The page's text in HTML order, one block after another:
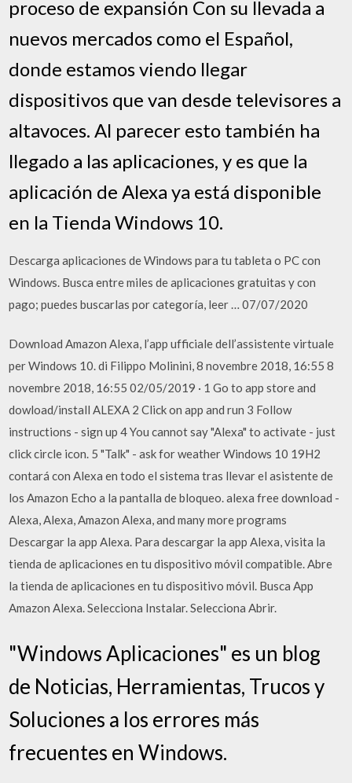
proceso de expansión Con su llevada a
nuevos mercados como el Español,
donde estamos viendo llegar
dispositivos que van desde televisores a
altavoces. Al parecer esto también ha
llegado a las aplicaciones, y es que la
aplicación de Alexa ya está disponible
en la Tienda Windows 10.
Descarga aplicaciones de Windows para tu tableta o PC con
Windows. Busca entre miles de aplicaciones gratuitas y con
pago; puedes buscarlas por categoría, leer … 07/07/2020
Download Amazon Alexa, l’app ufficiale dell’assistente virtuale
per Windows 10. di Filippo Molinini, 8 novembre 2018, 16:55 8
novembre 2018, 16:55 02/05/2019 · 1 Go to app store and
dowload/install ALEXA 2 Click on app and run 3 Follow
instructions - sign up 4 You cannot say "Alexa" to activate - just
click circle icon. 5 "Talk" - ask for weather Windows 10 19H2
contará con Alexa en todo el sistema tras llevar el asistente de
los Amazon Echo a la pantalla de bloqueo. alexa free download -
Alexa, Alexa, Amazon Alexa, and many more programs
Descargar la app Alexa. Para descargar la app Alexa, visita la
tienda de aplicaciones en tu dispositivo móvil compatible. Abre
la tienda de aplicaciones en tu dispositivo móvil. Busca App
Amazon Alexa. Selecciona Instalar. Selecciona Abrir.
"Windows Aplicaciones" es un blog
de Noticias, Herramientas, Trucos y
Soluciones a los errores más
frecuentes en Windows.